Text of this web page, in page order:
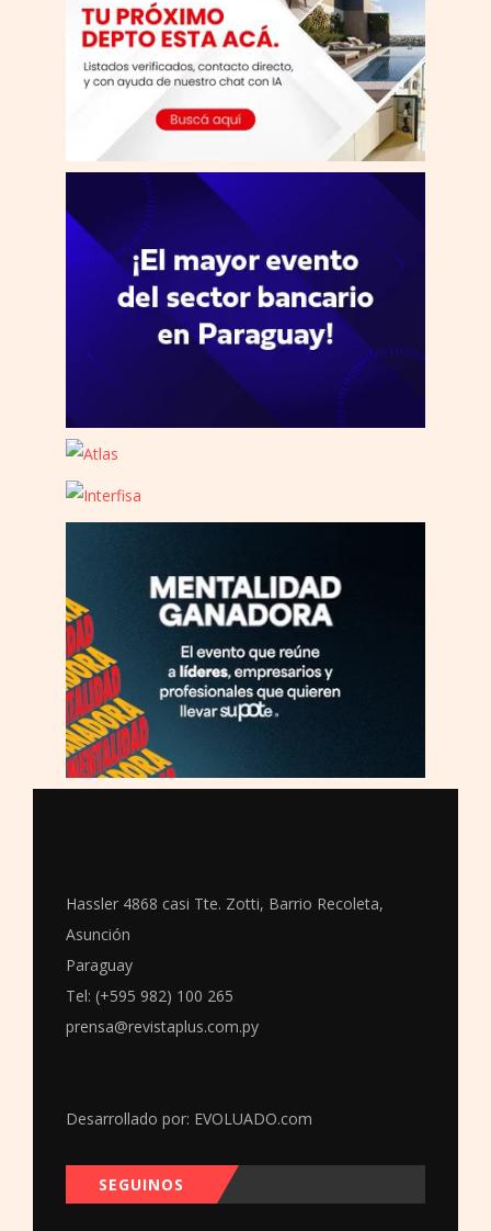
Hassler 4868 casi Tte. Zotti, Barrio Recoleta,
Asunción
Paraguay
Tel: (+595 982) 100 265
prensa@revistaplus.com.py
Desarrollado por: EVOLUADO.com
SEGUINOS